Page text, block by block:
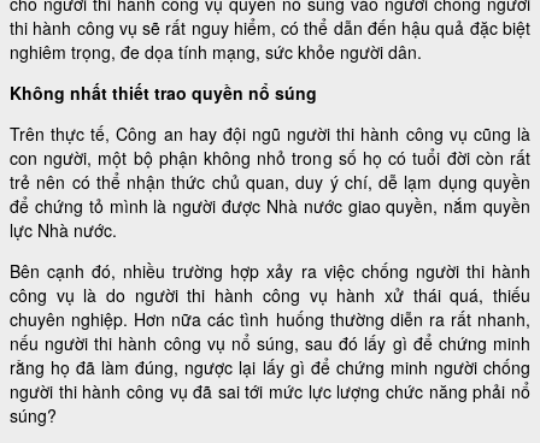
thi hành công vụ sẽ rất nguy hiểm, có thể dẫn đến hậu quả đặc biệt
nghiêm trọng, đe dọa tính mạng, sức khỏe người dân.
Không nhất thiết trao quyền nổ súng
Trên thực tế, Công an hay đội ngũ người thi hành công vụ cũng là
con người, một bộ phận không nhỏ trong số họ có tuổi đời còn rất
trẻ nên có thể nhận thức chủ quan, duy ý chí, dễ lạm dụng quyền
để chứng tỏ mình là người được Nhà nước giao quyền, nắm quyền
lực Nhà nước.
Bên cạnh đó, nhiều trường hợp xảy ra việc chống người thi hành
công vụ là do người thi hành công vụ hành xử thái quá, thiếu
chuyên nghiệp. Hơn nữa các tình huống thường diễn ra rất nhanh,
nếu người thi hành công vụ nổ súng, sau đó lấy gì để chứng minh
rằng họ đã làm đúng, ngược lại lấy gì để chứng minh người chống
người thi hành công vụ đã sai tới mức lực lượng chức năng phải nổ
súng?